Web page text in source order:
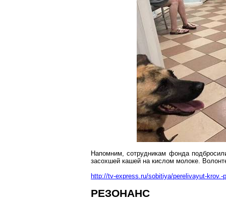
Напомним, сотрудникам фонда
засохшей кашей на кислом молоке.
http://tv-express.ru/sobitiya/perelivayut-
РЕЗОНАНС